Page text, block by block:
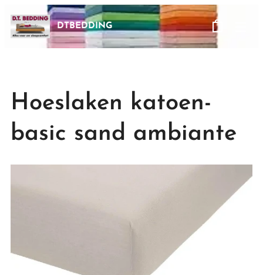
DTBEDDING
Hoeslaken katoen-
basic sand ambiante